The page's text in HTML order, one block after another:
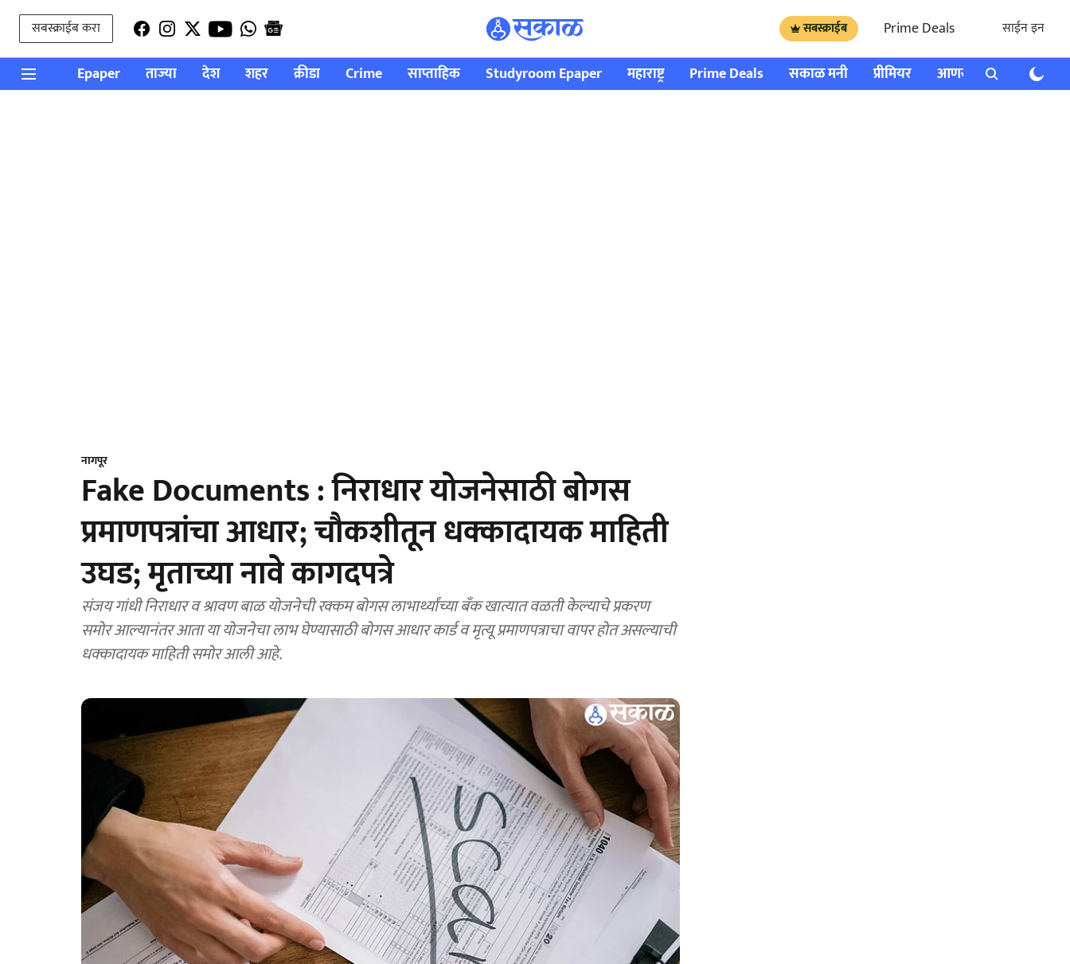
सबस्क्राईब करा सबस्क्राईब Prime Deals साईन इन
Epaper ताज्या देश शहर क्रीडा Crime साप्ताहिक Studyroom Epaper महाराष्ट्र Prime Deals सकाळ मनी प्रीमियर आणखी राशी भविष्य
नागपूर
Fake Documents : निराधार योजनेसाठी बोगस
प्रमाणपत्रांचा आधार; चौकशीतून धक्कादायक माहिती
उघड; मृताच्या नावे कागदपत्रे
संजय गांधी निराधार व श्रावण बाळ योजनेची रक्कम बोगस लाभार्थ्यांच्या बॅंक खात्यात वळती केल्याचे प्रकरण
समोर आल्यानंतर आता या योजनेचा लाभ घेण्यासाठी बोगस आधार कार्ड व मृत्यू प्रमाणपत्राचा वापर होत असल्याची
धक्कादायक माहिती समोर आली आहे.